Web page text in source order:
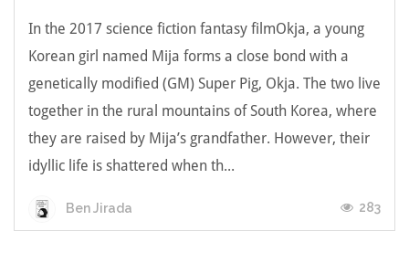
In the 2017 science fiction fantasy filmOkja, a young
Korean girl named Mija forms a close bond with a
genetically modified (GM) Super Pig, Okja. The two live
together in the rural mountains of South Korea, where
they are raised by Mija’s grandfather. However, their
idyllic life is shattered when th...
Ben Jirada 283